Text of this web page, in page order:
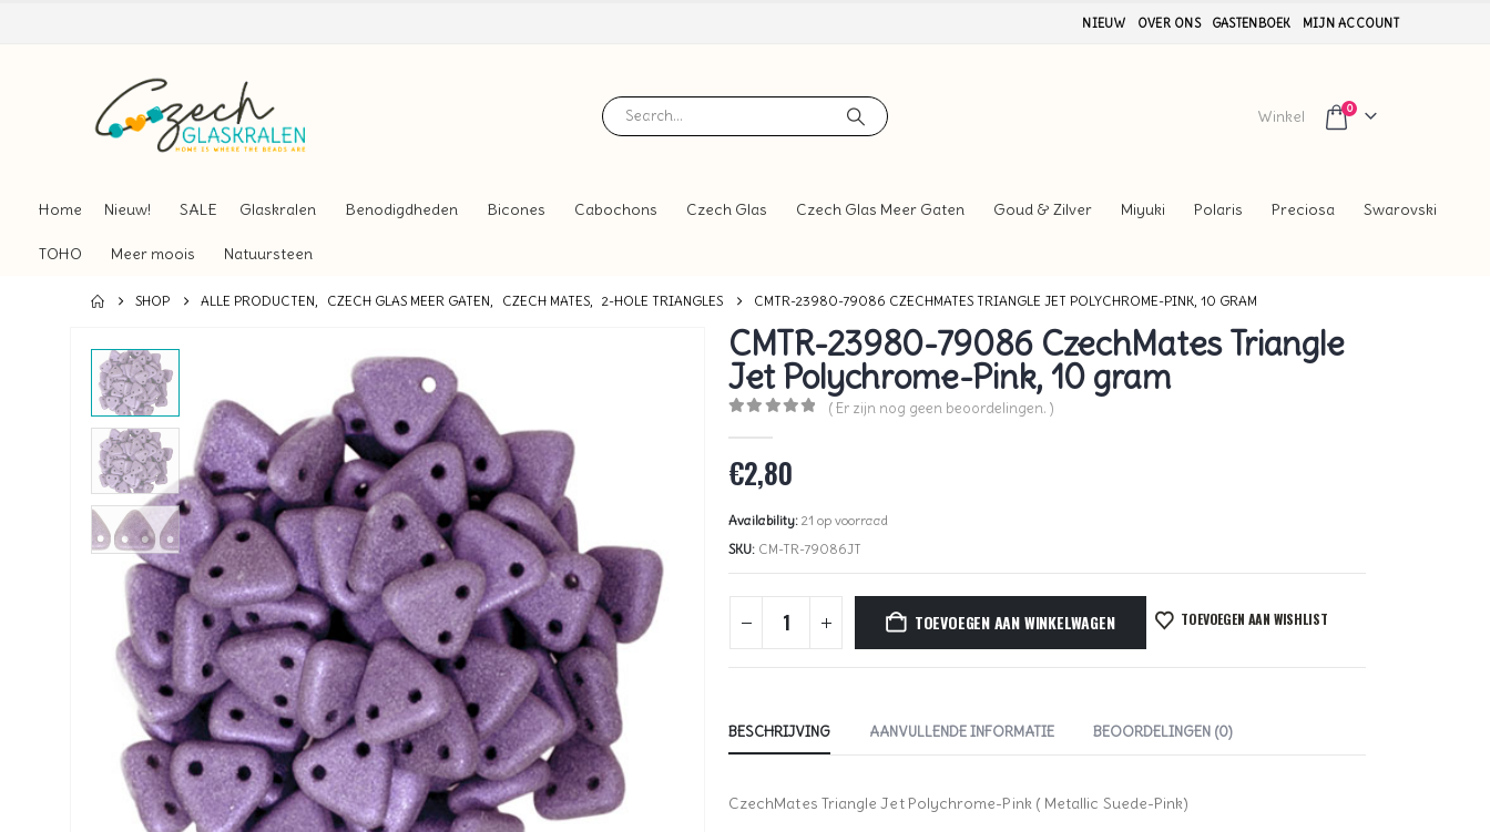
NIEUW OVER ONS GASTENBOEK MIJN ACCOUNT
Winkel 0
Home Nieuw! SALE Glaskralen Benodigdheden Bicones Cabochons Czech Glas Czech Glas Meer Gaten Goud & Zilver Miyuki Polaris Preciosa Swarovski
TOHO Meer moois Natuursteen
SHOP ALLE PRODUCTEN, CZECH GLAS MEER GATEN, CZECH MATES, 2-HOLE TRIANGLES CMTR-23980-79086 CZECHMATES TRIANGLE JET POLYCHROME-PINK, 10 GRAM
CMTR-23980-79086 CzechMates Triangle
Jet Polychrome-Pink, 10 gram
( Er zijn nog geen beoordelingen. )
€2,80
Availability: 21 op voorraad
SKU: CM-TR-79086JT
TOEVOEGEN AAN WINKELWAGEN TOEVOEGEN AAN WISHLIST
BESCHRIJVING AANVULLENDE INFORMATIE BEOORDELINGEN (0)
CzechMates Triangle Jet Polychrome-Pink ( Metallic Suede-Pink)